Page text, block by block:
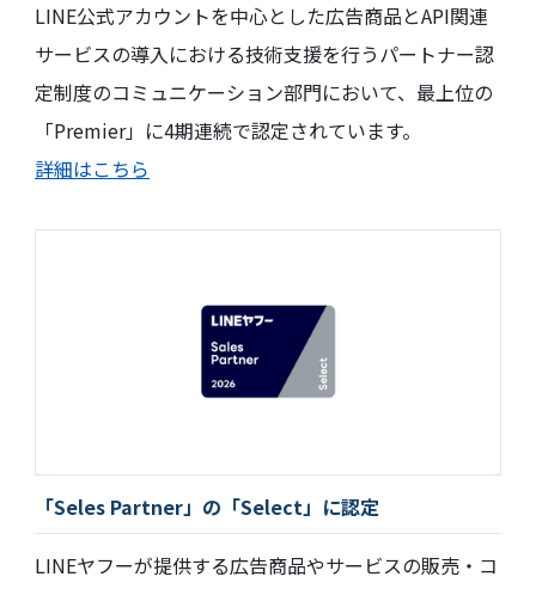
LINE公式アカウントを中心とした広告商品とAPI関連
サービスの導入における技術支援を行うパートナー認
定制度のコミュニケーション部門において、最上位の
「Premier」に4期連続で認定されています。
詳細はこちら
「Seles Partner」の「Select」に認定
LINEヤフーが提供する広告商品やサービスの販売・コ